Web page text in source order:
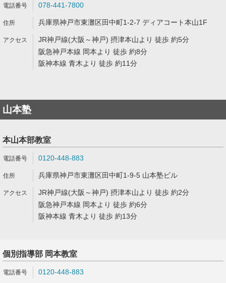
078-441-7800
兵庫県神戸市東灘区田中町1-2-7 ディアコート本山1F
JR神戸線(大阪～神戸) 摂津本山より 徒歩 約5分
阪急神戸本線 岡本より 徒歩 約8分
阪神本線 青木より 徒歩 約11分
山本塾
本山本部教室
0120-448-883
兵庫県神戸市東灘区田中町1-9-5 山本塾ビル
JR神戸線(大阪～神戸) 摂津本山より 徒歩 約2分
阪急神戸本線 岡本より 徒歩 約6分
阪神本線 青木より 徒歩 約13分
個別指導部 岡本教室
0120-448-883